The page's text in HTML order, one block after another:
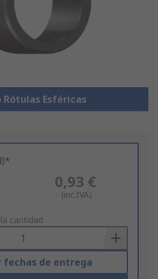
Rótulas Esféricas
0,93 €
(inc.IVA)
cantidad
fechas de entrega